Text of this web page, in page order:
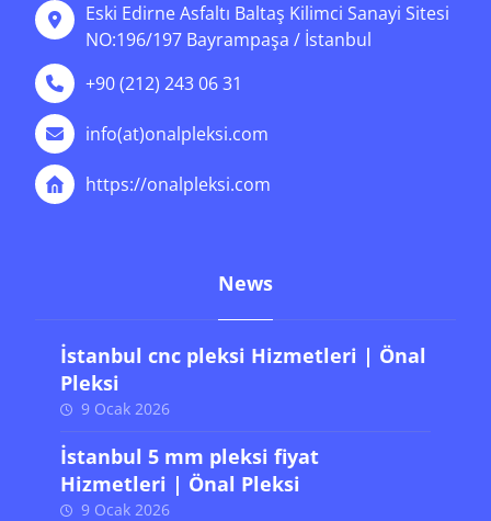
Eski Edirne Asfaltı Baltaş Kilimci Sanayi Sitesi
NO:196/197 Bayrampaşa / İstanbul
+90 (212) 243 06 31
info(at)onalpleksi.com
https://onalpleksi.com
News
İstanbul cnc pleksi Hizmetleri | Önal
Pleksi
9 Ocak 2026
İstanbul 5 mm pleksi fiyat
Hizmetleri | Önal Pleksi
9 Ocak 2026